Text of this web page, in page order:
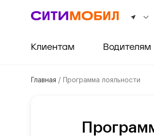
Клиентам Водителям
Главная / Программа лояльности